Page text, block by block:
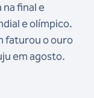
na final e
e olímpico.
faturou o ouro
em agosto.